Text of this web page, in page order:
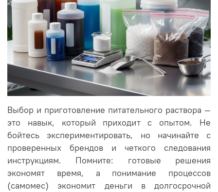
Выбор и приготовление питательного раствора —
это навык, который приходит с опытом. Не
бойтесь экспериментировать, но начинайте с
проверенных брендов и четкого следования
инструкциям. Помните: готовые решения
экономят время, а понимание процессов
(самомес) экономит деньги в долгосрочной